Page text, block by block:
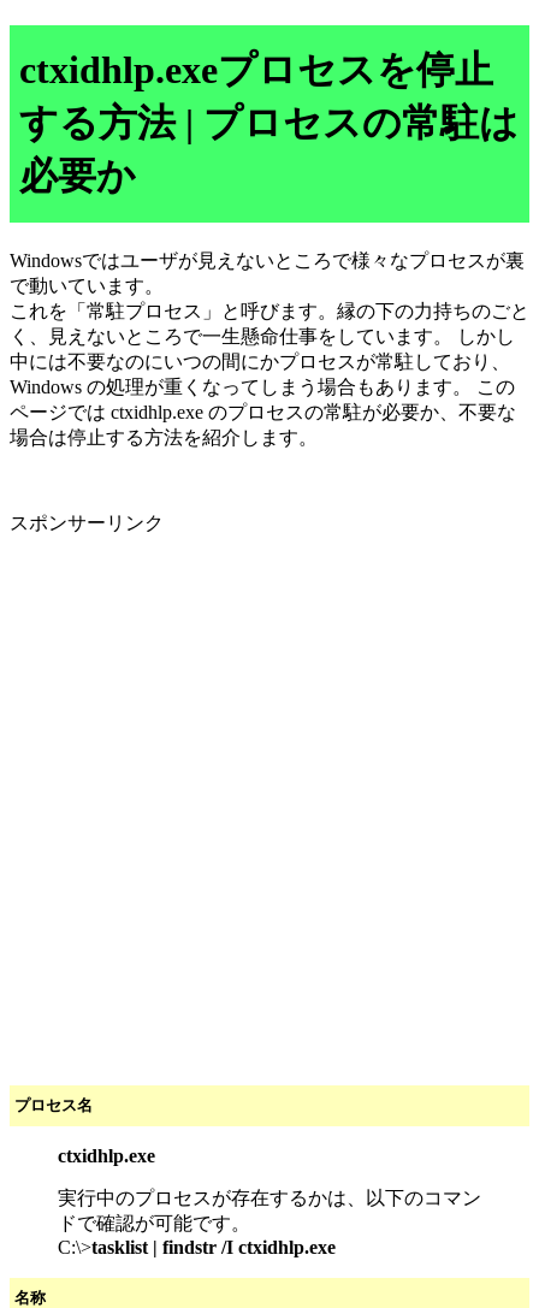
ctxidhlp.exeプロセスを停止
する方法 | プロセスの常駐は
必要か
Windowsではユーザが見えないところで様々なプロセスが裏
で動いています。
これを「常駐プロセス」と呼びます。縁の下の力持ちのごと
く、見えないところで一生懸命仕事をしています。 しかし
中には不要なのにいつの間にかプロセスが常駐しており、
Windows の処理が重くなってしまう場合もあります。 この
ページでは ctxidhlp.exe のプロセスの常駐が必要か、不要な
場合は停止する方法を紹介します。
スポンサーリンク
プロセス名
ctxidhlp.exe
実行中のプロセスが存在するかは、以下のコマン
ドで確認が可能です。
C:\>tasklist | findstr /I ctxidhlp.exe
名称